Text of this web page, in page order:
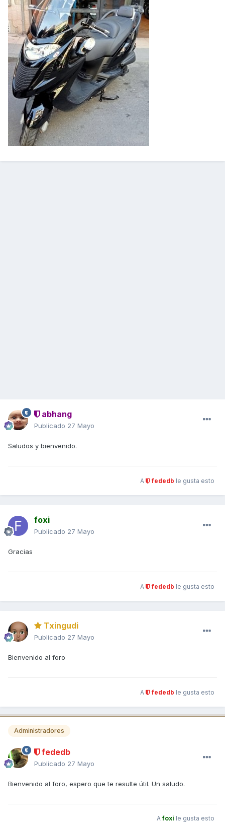
abhang
Publicado 27 Mayo
Saludos y bienvenido.
A fededb le gusta esto
foxi
Publicado 27 Mayo
Gracias
A fededb le gusta esto
Txingudi
Publicado 27 Mayo
Bienvenido al foro
A fededb le gusta esto
Administradores
fededb
Publicado 27 Mayo
Bienvenido al foro, espero que te resulte útil. Un saludo.
Afoxi le gusta esto